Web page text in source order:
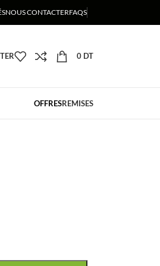
NOUS CONTACTERFAQS
0 DT
OFFRESREMISES